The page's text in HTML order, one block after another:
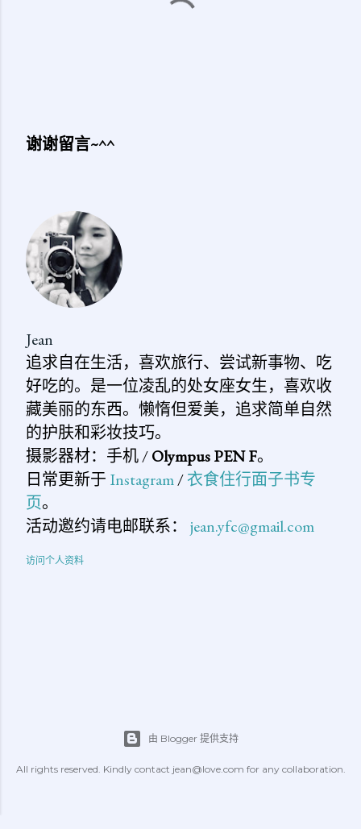
论
谢谢留言~^^
Jean
追求自在生活，喜欢旅行、尝试新事物、吃
好吃的。是一位凌乱的处女座女生，喜欢收
藏美丽的东西。懒惰但爱美，追求简单自然
的护肤和彩妆技巧。
摄影器材：手机 /Olympus PEN F。
日常更新于 Instagram/衣食住行面子书专
页。
活动邀约请电邮联系： jean.yfc@gmail.com
访问个人资料
由 Blogger 提供支持
All rights reserved. Kindly contact jean@love.com for any collaboration.